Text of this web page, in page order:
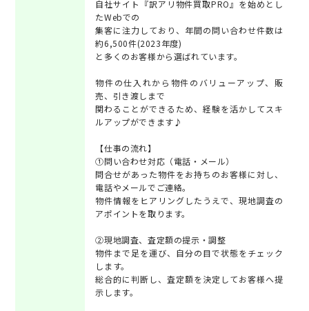
自社サイト『訳アリ物件買取PRO』を始めとし
たWebでの
集客に注力しており、年間の問い合わせ件数は
約6,500件(2023年度)
と多くのお客様から選ばれています。
物件の仕入れから物件のバリューアップ、販
売、引き渡しまで
関わることができるため、経験を活かしてスキ
ルアップができます♪
【仕事の流れ】
①問い合わせ対応（電話・メール）
問合せがあった物件をお持ちのお客様に対し、
電話やメールでご連絡。
物件情報をヒアリングしたうえで、現地調査の
アポイントを取ります。
②現地調査、査定額の提示・調整
物件まで足を運び、自分の目で状態をチェック
します。
総合的に判断し、査定額を決定してお客様へ提
示します。